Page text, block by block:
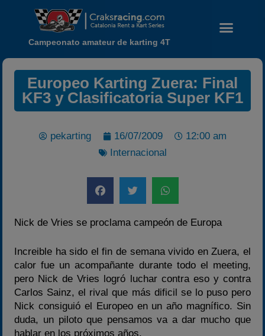
Noticias
Calendario
Temporada 2026
Temporadas anteriores
2020-2021
2022
2023
2024
Campeonato amateur de karting 4T
Europeo Karting Zuera: Final
KF3 y Clasificatoria Super KF1
pekarting 16/07/2009
12:00 am
Internacional
Nick de Vries se proclama campeón de Europa
Increible ha sido el fin de semana vivido en Zuera, el
calor fue un acompañante durante todo el meeting,
pero Nick de Vries logró luchar contra eso y contra
Carlos Sainz, el rival que más dificil se lo puso pero
Nick consiguió el Europeo en un año magnífico. Sin
duda, un piloto que pensamos va a dar mucho que
hablar en los próximos años.